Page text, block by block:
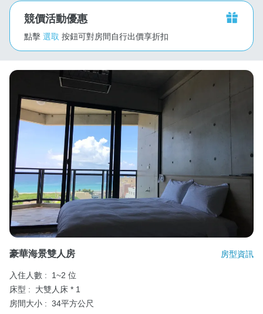
競價活動優惠
點擊 選取 按鈕可對房間自行出價享折扣
豪華海景雙人房 房型資訊
入住人數 :
1~2 位
床型 :
大雙人床 * 1
房間大小 : 34平方公尺